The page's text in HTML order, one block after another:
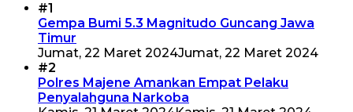
#1
Gempa Bumi 5.3 Magnitudo Guncang Jawa
Timur
Jumat, 22 Maret 2024Jumat, 22 Maret 2024
#2
Polres Majene Amankan Empat Pelaku
Penyalahguna Narkoba